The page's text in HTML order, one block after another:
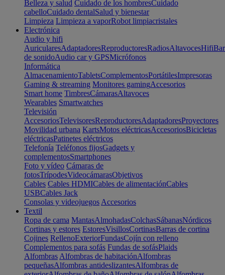
Belleza y salud Cuidado de los hombresCuidado
cabelloCuidado dentalSalud y bienestar
Limpieza Limpieza a vaporRobot limpiacristales
Electrónica
Audio y hifi
AuricularesAdaptadoresReproductoresRadiosAltavocesHifi
de sonidoAudio car y GPSMicrófonos
Informática
AlmacenamientoTabletsComplementosPortátilesImpresoras
Gaming & streaming Monitores gamingAccesorios
Smart home TimbresCámarasAltavoces
Wearables Smartwatches
Televisión
AccesoriosTelevisoresReproductoresAdaptadoresProyectores
Movilidad urbana KartsMotos eléctricasAccesoriosBicicletas
eléctricasPatinetes eléctricos
Telefonía Teléfonos fijosGadgets y
complementosSmartphones
Foto y vídeo Cámaras de
fotosTrípodesVideocámarasObjetivos
Cables Cables HDMICables de alimentaciónCables
USBCables Jack
Consolas y videojuegos Accesorios
Textil
Ropa de cama MantasAlmohadasColchasSábanasNórdicos
Cortinas y estores EstoresVisillosCortinasBarras de cortina
Cojines RellenoExteriorFundasCojín con relleno
Complementos para sofás Fundas de sofásPlaids
Alfombras Alfombras de habitaciónAlfombras
pequeñasAlfombras antideslizantesAlfombras de